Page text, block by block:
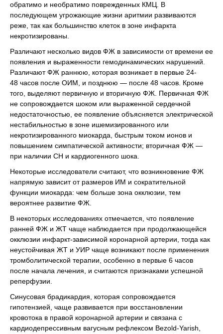
обратимо и необратимо поврежденных КМЦ. В
последующем угрожающие жизни аритмии развиваются
реже, так как большинство клеток в зоне инфаркта
некротизированы.
Различают несколько видов ФЖ в зависимости от времени ее
появления и выраженности гемодинамических нарушений.
Различают ФЖ раннюю, которая возникает в первые 24-
48 часов после ОИМ, и позднюю — после 48 часов. Кроме
того, выделяют первичную и вторичную ФЖ. Первичная ФЖ
не сопровождается шоком или выраженной сердечной
недостаточностью, ее появление объясняется электрической
нестабильностью в зоне ишемизированного или
некротизированного миокарда, быстрым током ионов и
повышением симпатической активности; вторичная ФЖ —
при наличии СН и кардиогенного шока.
Некоторые исследователи считают, что возникновение ФЖ
напрямую зависит от размеров ИМ и сократительной
функции миокарда: чем больше зона окклюзии, тем
вероятнее развитие ФЖ.
В некоторых исследованиях отмечается, что появление
ранней ФЖ и ЖТ чаще наблюдается при продолжающейся
окклюзии инфаркт-зависимой коронарной артерии, тогда как
неустойчивая ЖТ и УИР чаще возникают после применения
тромболитической терапии, особенно в первые 6 часов
после начала лечения, и считаются признаками успешной
реперфузии.
Синусовая брадикардия, которая сопровождается
гипотензией, чаще развивается при восстановлении
кровотока в правой коронарной артерии и связана с
кардиодепрессивным вагусным рефлексом Bezold-Yarish,